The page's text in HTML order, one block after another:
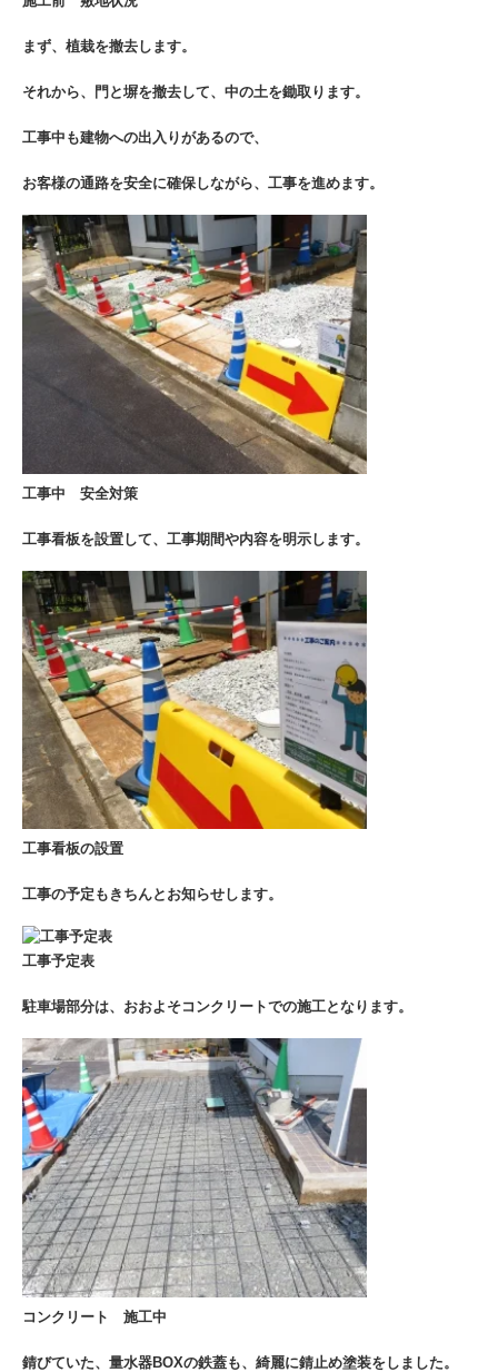
まず、植栽を撤去します。
それから、門と塀を撤去して、中の土を鋤取ります。
工事中も建物への出入りがあるので、
お客様の通路を安全に確保しながら、工事を進めます。
工事中 安全対策
工事看板を設置して、工事期間や内容を明示します。
工事看板の設置
工事の予定もきちんとお知らせします。
工事予定表
駐車場部分は、おおよそコンクリートでの施工となります。
コンクリート 施工中
錆びていた、量水器BOXの鉄蓋も、綺麗に錆止め塗装をしました。